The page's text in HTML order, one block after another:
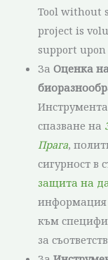
Tool without
project is
support upon
За Оценка
спазване на
Прага,
сигурност в
защита на
информация
към
за